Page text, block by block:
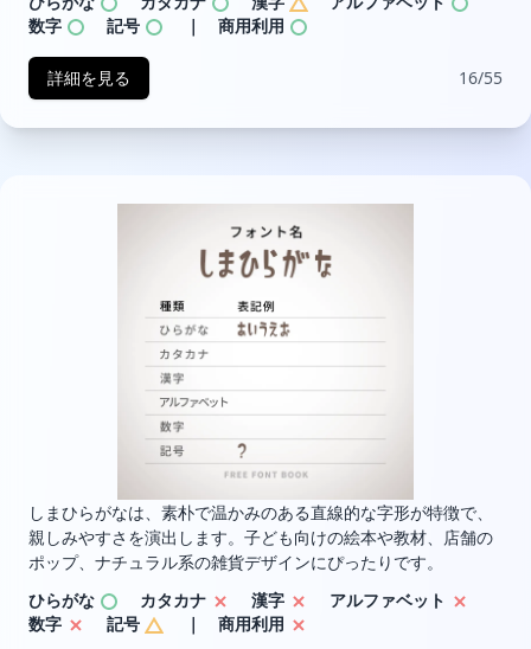
数字
記号 ｜ 商用利用
詳細を見る 16/55
しまひらがなは、素朴で温かみのある直線的な字形が特徴で、
親しみやすさを演出します。子ども向けの絵本や教材、店舗の
ポップ、ナチュラル系の雑貨デザインにぴったりです。
ひらがな
カタカナ 漢字
アルファベット
数字
記号 ｜ 商用利用